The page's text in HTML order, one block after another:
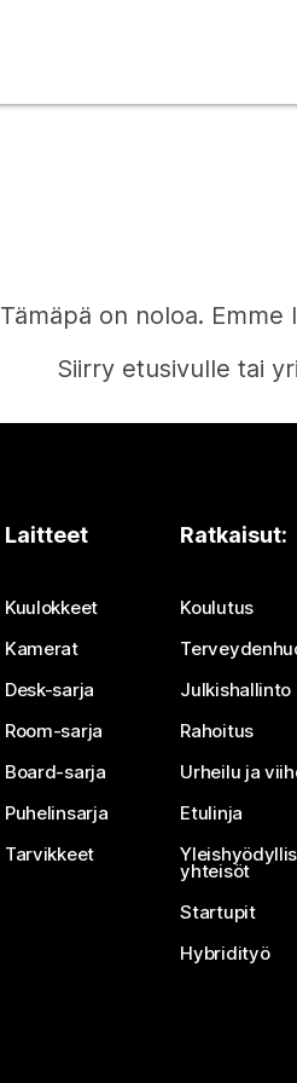
Tämäpä on noloa. Emme
Siirry etusivulle tai
Tarvitsetko
Lähetä
Laitteet
Kuulokkeet
Kamerat
Desk-sarja
Room-sarja
Board-sarja
Puhelinsarja
Tarvikkeet
Ratkaisut:
Koulutus
Julkishallinto
Rahoitus
Urheilu ja
Etulinja
yhteisöt
Startupit
Hybridityö